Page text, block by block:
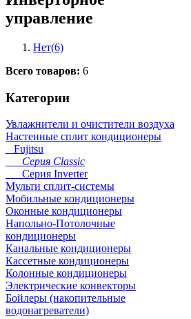
управление
Нет(6)
Всего товаров: 6
Категории
Увлажнители и очистители воздуха
Настенные сплит кондиционеры
Fujitsu
Серия Classic
Серия Inverter
Мульти сплит-системы
Мобильные кондиционеры
Оконные кондиционеры
Напольно-Потолочные
кондиционеры
Канальные кондиционеры
Кассетные кондиционеры
Колонные кондиционеры
Электрические конвекторы
Бойлеры (накопительные
водонагреватели)